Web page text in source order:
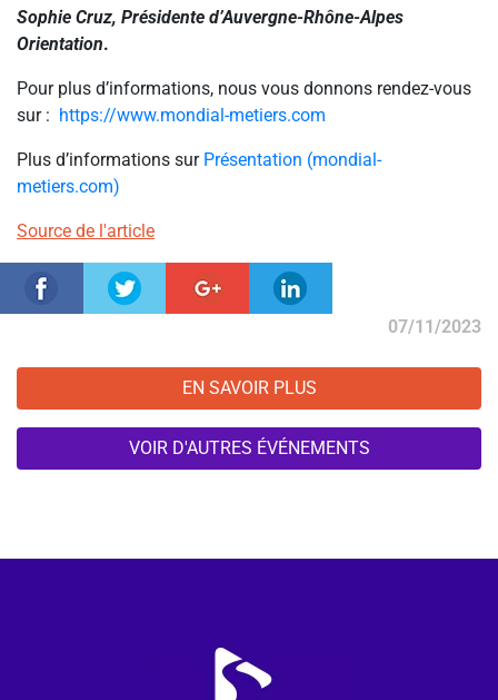
Sophie Cruz, Présidente d’Auvergne-Rhône-Alpes
Orientation.
Pour plus d’informations, nous vous donnons rendez-vous
sur : https://www.mondial-metiers.com
Plus d’informations sur Présentation (mondial-
metiers.com)
Source de l'article
07/11/2023
EN SAVOIR PLUS
VOIR D'AUTRES ÉVÉNEMENTS